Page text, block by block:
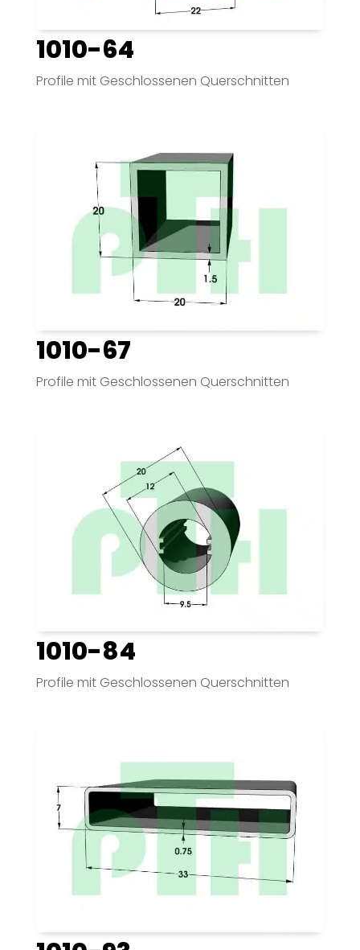
1010-64
Profile mit Geschlossenen Querschnitten
1010-67
Profile mit Geschlossenen Querschnitten
1010-84
Profile mit Geschlossenen Querschnitten